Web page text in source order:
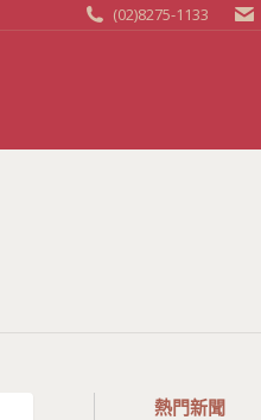
(02)8275-1133
熱門新聞